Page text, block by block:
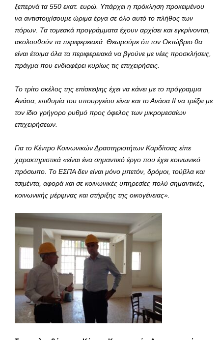
ξεπερνά τα 550 εκατ. ευρώ. Υπάρχει η πρόκληση προκειμένου
να αντιστοιχίσουμε ώριμα έργα σε όλο αυτό το πλήθος των
πόρων. Τα τομεακά προγράμματα έχουν αρχίσει και εγκρίνονται,
ακολουθούν τα περιφερειακά. Θεωρούμε ότι τον Οκτώβριο θα
είναι έτοιμα όλα τα περιφερειακά να βγούνε με νέες προσκλήσεις,
πράγμα που ενδιαφέρει κυρίως τις επιχειρήσεις.
Το τρίτο σκέλος της επίσκεψης έχει να κάνει με το πρόγραμμα
Ανάσα, επιθυμία του υπουργείου είναι και το Ανάσα ΙΙ να τρέξει με
τον ίδιο γρήγορο ρυθμό προς όφελος των μικρομεσαίων
επιχειρήσεων.
Για το Κέντρο Κοινωνικών Δραστηριοτήτων Καρδίτσας είπε
χαρακτηριστικά «είναι ένα σημαντικό έργο που έχει κοινωνικό
πρόσωπο. Το ΕΣΠΑ δεν είναι μόνο μπετόν, δρόμοι, τούβλα και
τσιμέντα, αφορά και σε κοινωνικές υπηρεσίες πολύ σημαντικές,
κοινωνικής μέριμνας και στήριξης της οικογένειας».